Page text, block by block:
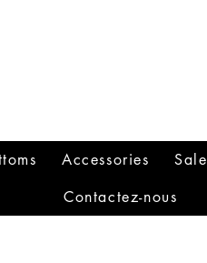
Accessories
Sale
Contactez-nous